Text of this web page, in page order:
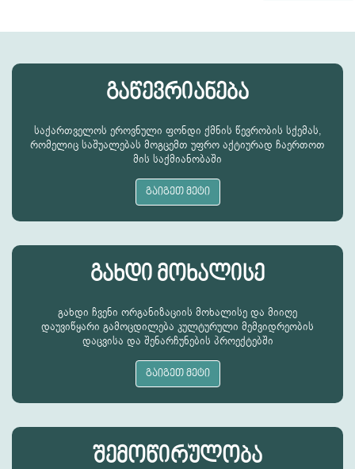
გაწევრიანება
საქართველოს ეროვნული ფონდი ქმნის წევრობის სქემას,
რომელიც საშუალებას მოგცემთ უფრო აქტიურად ჩაერთოთ
მის საქმიანობაში
გაიგეთ მეტი
გახდი მოხალისე
გახდი ჩვენი ორგანიზაციის მოხალისე და მიიღე
დაუვიწყარი გამოცდილება კულტურული მემვიდრეობის
დაცვისა და შენარჩუნების პროექტებში
გაიგეთ მეტი
შემოწირულობა